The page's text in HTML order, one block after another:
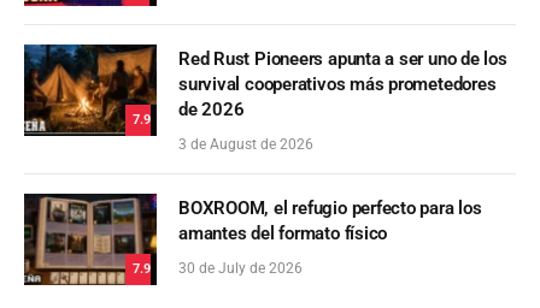
7.9
Red Rust Pioneers apunta a ser uno de los
survival cooperativos más prometedores
de 2026
3 de August de 2026
7.9
BOXROOM, el refugio perfecto para los
amantes del formato físico
30 de July de 2026